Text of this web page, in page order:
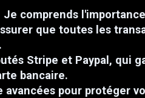
comprends
que toutes les
Stripe et Paypal, qui
bancaire.
pour protéger